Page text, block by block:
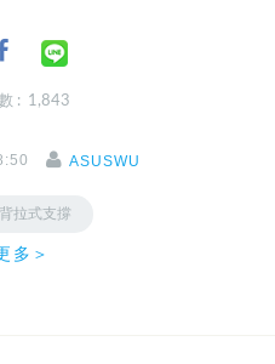
: 1,843
ASUSWU
背拉式支撐
多＞